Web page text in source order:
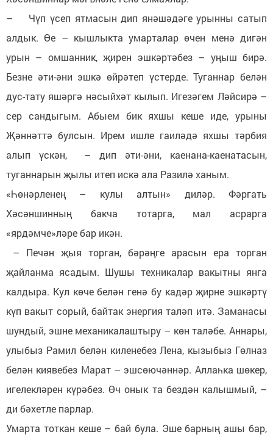
– Чүп үсеп ятмасын дип янәшәдәге урынны сатып
алдык. Өе – кышлыкта умарталар өчен менә дигән
урын – омшанник, җирен эшкәртәбез – уңыш бирә.
Безне әти-әни эшкә өйрәтеп үстерде. Туганнар белән
дус-тату яшәргә нәсыйхәт кылып. Игезәгем Ләйсирә –
сер сандыгым. Абыем бик яхшы кеше иде, урыны
Җәннәттә булсын. Ирем ишле гаиләдә яхшы тәрбия
алып үскән, – дип әти-әни, каенана-каенатасын,
туганнарын җылы итеп искә ала Разилә ханым.
«Һөнәрленең – кулы алтын» диләр. Фәргать
Хәсәншинның бакча тотарга, мал асрарга
«ярдәмче»ләре бар икән.
– Печән җыя торган, бәрәңге арасын ера торган
җайланма ясадым. Шушы техникалар вакытны янга
калдыра. Кул көче белән генә бу кадәр җирне эшкәртү
күп вакыт сорый, байтак энергия таләп итә. Заманасы
шундый, эшне механикалаштыру – көн таләбе. Аннары,
улыбыз Рамил белән киленебез Лена, кызыбыз Гөлназ
белән киявебез Марат – эшсөючәннәр. Аллаһка шөкер,
игелекләрен күрәбез. Өч онык та бездән калышмый, –
ди бәхетле парлар.
Умарта тоткан кеше – бай була. Эше барның ашы бар,